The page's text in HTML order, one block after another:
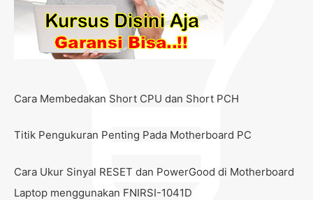
Cara Membedakan Short CPU dan Short PCH
Titik Pengukuran Penting Pada Motherboard PC
Cara Ukur Sinyal RESET dan PowerGood di Motherboard
Laptop menggunakan FNIRSI-1041D